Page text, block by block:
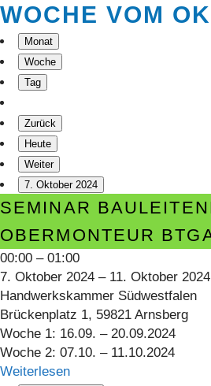
WOCHE VOM
Monat
Woche
Tag
Zurück
Heute
Weiter
7. Oktober 2024
Seminar
Obermonteur
BTGA
SEMINAR
OBERMONTEUR
00:00 – 01:00
7. Oktober 2024 – 11. Oktober 2024
Handwerkskammer Südwestfalen
Brückenplatz 1, 59821 Arnsberg
Woche 1: 16.09. – 20.09.2024
Woche 2: 07.10. – 11.10.2024
Weiterlesen